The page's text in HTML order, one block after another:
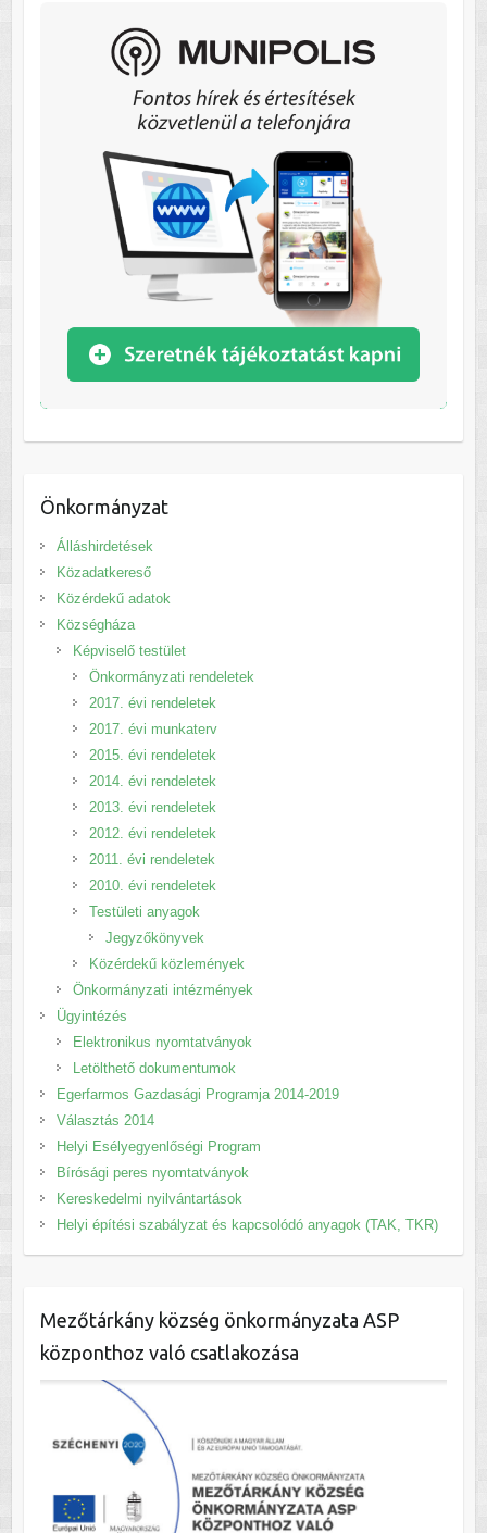
Önkormányzat
Álláshirdetések
Közadatkereső
Közérdekű adatok
Községháza
Képviselő testület
Önkormányzati rendeletek
2017. évi rendeletek
2017. évi munkaterv
2015. évi rendeletek
2014. évi rendeletek
2013. évi rendeletek
2012. évi rendeletek
2011. évi rendeletek
2010. évi rendeletek
Testületi anyagok
Jegyzőkönyvek
Közérdekű közlemények
Önkormányzati intézmények
Ügyintézés
Elektronikus nyomtatványok
Letölthető dokumentumok
Egerfarmos Gazdasági Programja 2014-2019
Választás 2014
Helyi Esélyegyenlőségi Program
Bírósági peres nyomtatványok
Kereskedelmi nyilvántartások
Helyi építési szabályzat és kapcsolódó anyagok (TAK, TKR)
Mezőtárkány község önkormányzata ASP
központhoz való csatlakozása